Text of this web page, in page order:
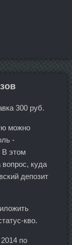
300 руб.
можно
-
В этом
вопрос, куда
депозит
кво.
по